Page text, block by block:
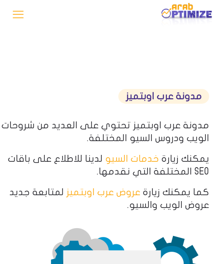
مدونة عرب اوبتميز
مدونة عرب اوبتميز تحتوي على العديد من شروحات
الويب ودروس السيو المختلفة.
يمكنك زيارة خدمات السيو لدينا للاطلاع على باقات
SEO المختلفة التي نقدمها.
كما يمكنك زيارة عروض عرب اوبتميز لمتابعة جديد
عروض الويب والسيو.